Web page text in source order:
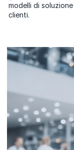
modelli di
clienti.